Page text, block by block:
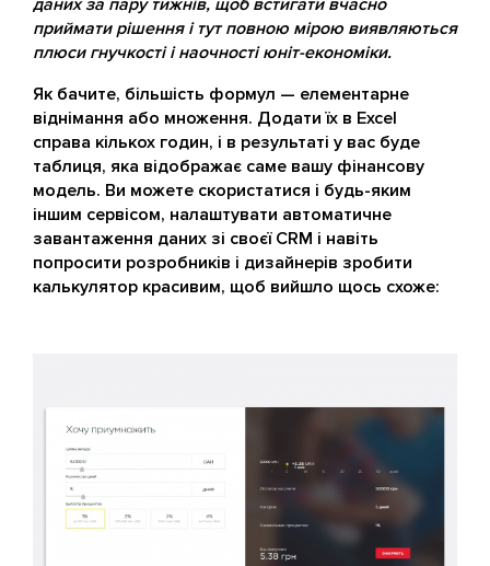
приймати рішення і тут повною мірою виявляються
плюси гнучкості і наочності юніт-економіки.
Як бачите, більшість формул — елементарне
віднімання або множення. Додати їх в Excel
справа кількох годин, і в результаті у вас буде
таблиця, яка відображає саме вашу фінансову
модель. Ви можете скористатися і будь-яким
іншим сервісом, налаштувати автоматичне
завантаження даних зі своєї CRM і навіть
попросити розробників і дизайнерів зробити
калькулятор красивим, щоб вийшло щось схоже: